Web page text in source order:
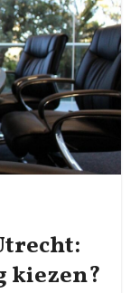
kiezen?